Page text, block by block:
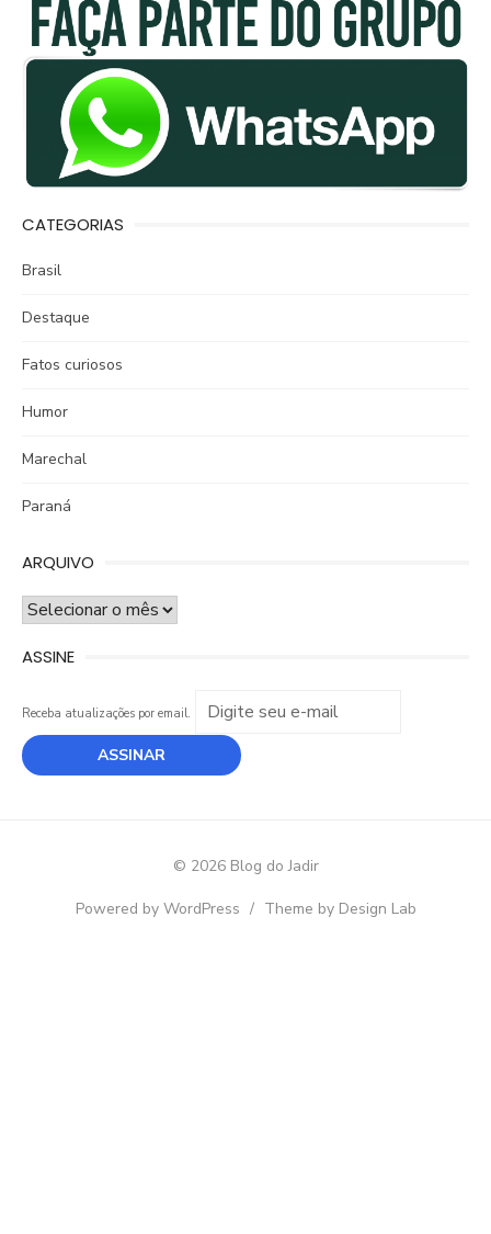
CATEGORIAS
Brasil
Destaque
Fatos curiosos
Humor
Marechal
Paraná
ARQUIVO
ARQUIVO
ASSINE
Receba atualizações por email.
© 2026 Blog do Jadir
Powered by WordPress / Theme by Design Lab